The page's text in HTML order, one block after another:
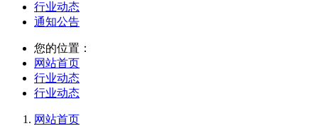
行业动态
通知公告
您的位置：
网站首页
行业动态
行业动态
网站首页